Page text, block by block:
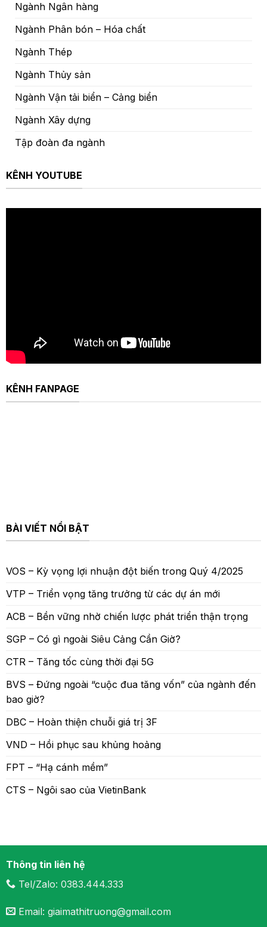
Ngành Ngân hàng
Ngành Phân bón – Hóa chất
Ngành Thép
Ngành Thủy sản
Ngành Vận tải biển – Cảng biển
Ngành Xây dựng
Tập đoàn đa ngành
KÊNH YOUTUBE
KÊNH FANPAGE
BÀI VIẾT NỔI BẬT
VOS – Kỳ vọng lợi nhuận đột biến trong Quý 4/2025
VTP – Triển vọng tăng trưởng từ các dự án mới
ACB – Bền vững nhờ chiến lược phát triển thận trọng
SGP – Có gì ngoài Siêu Cảng Cần Giờ?
CTR – Tăng tốc cùng thời đại 5G
BVS – Đứng ngoài “cuộc đua tăng vốn” của ngành đến
bao giờ?
DBC – Hoàn thiện chuỗi giá trị 3F
VND – Hồi phục sau khủng hoảng
FPT – “Hạ cánh mềm”
CTS – Ngôi sao của VietinBank
Thông tin liên hệ
Tel/Zalo: 0383.444.333
Email: giaimathitruong@gmail.com